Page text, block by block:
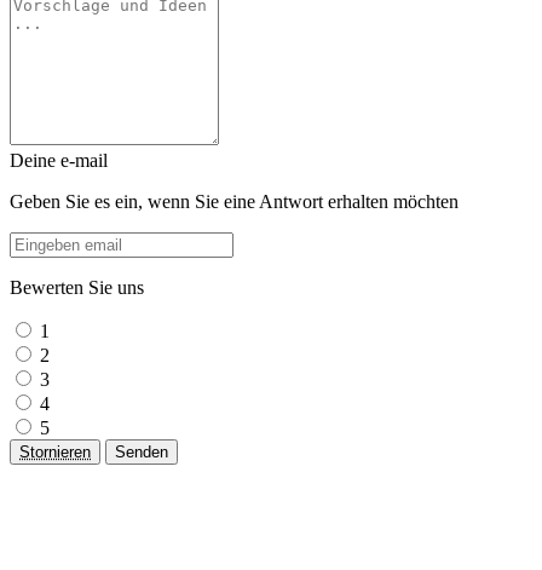
Deine e-mail
Geben Sie es ein, wenn Sie eine Antwort erhalten möchten
Bewerten Sie uns
1
2
3
4
5
Stornieren Senden